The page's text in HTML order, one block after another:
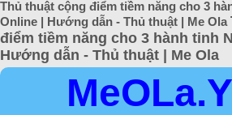
Thủ thuật cộng điểm tiềm năng cho 3
Online | Hướng dẫn - Thủ thuật | Me Ola
điểm tiềm năng cho 3 hành tinh
Hướng dẫn - Thủ thuật | Me Ola